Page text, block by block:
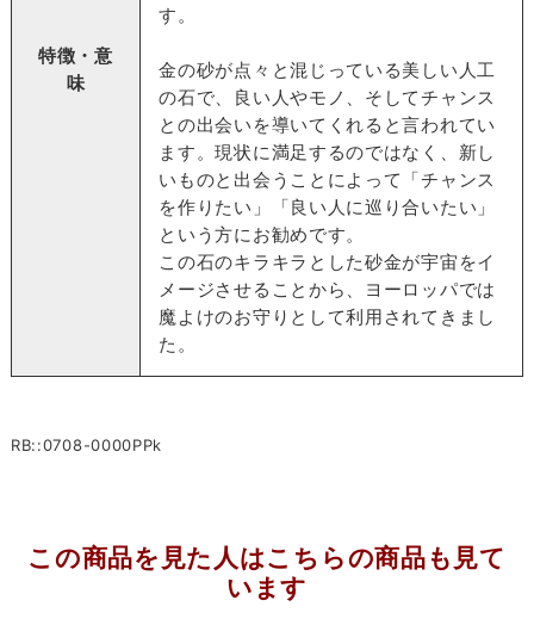
特徴・意
味
す。
金の砂が点々と混じっている美しい人工
の石で、良い人やモノ、そしてチャンス
との出会いを導いてくれると言われてい
ます。現状に満足するのではなく、新し
いものと出会うことによって「チャンス
を作りたい」「良い人に巡り合いたい」
という方にお勧めです。
この石のキラキラとした砂金が宇宙をイ
メージさせることから、ヨーロッパでは
魔よけのお守りとして利用されてきまし
た。
RB::0708-0000PPk
この商品を見た人はこちらの商品も見て
います